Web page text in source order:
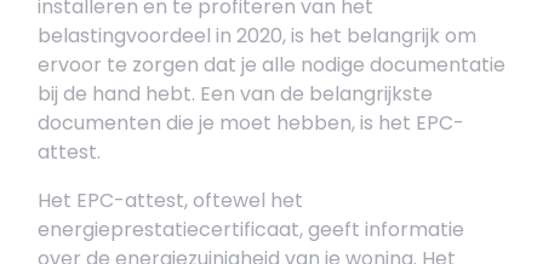
installeren en te profiteren van het
belastingvoordeel in 2020, is het belangrijk om
ervoor te zorgen dat je alle nodige documentatie
bij de hand hebt. Een van de belangrijkste
documenten die je moet hebben, is het EPC-
attest.
Het EPC-attest, oftewel het
energieprestatiecertificaat, geeft informatie